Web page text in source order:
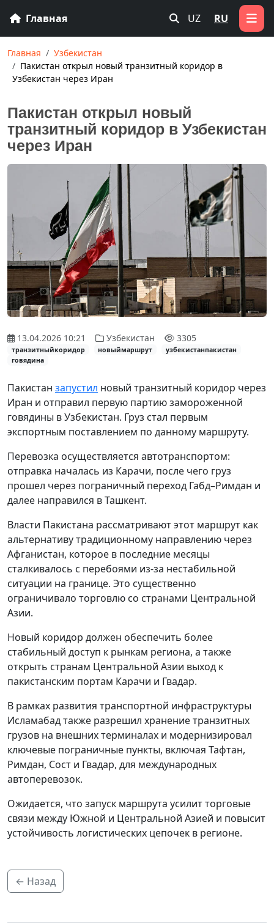
Главная UZ RU
Главная
Узбекистан
Пакистан открыл новый транзитный коридор в
Узбекистан через Иран
Пакистан открыл новый
транзитный коридор в Узбекистан
через Иран
13.04.2026 10:21 Узбекистан 3305
транзитныйкоридор новыймаршрут
узбекистанпакистан
говядина
Пакистан запустил новый транзитный коридор через
Иран и отправил первую партию замороженной
говядины в Узбекистан. Груз стал первым
экспортным поставлением по данному маршруту.
Перевозка осуществляется автотранспортом:
отправка началась из Карачи, после чего груз
прошел через пограничный переход Габд–Римдан и
далее направился в Ташкент.
Власти Пакистана рассматривают этот маршрут как
альтернативу традиционному направлению через
Афганистан, которое в последние месяцы
сталкивалось с перебоями из-за нестабильной
ситуации на границе. Это существенно
ограничивало торговлю со странами Центральной
Азии.
Новый коридор должен обеспечить более
стабильный доступ к рынкам региона, а также
открыть странам Центральной Азии выход к
пакистанским портам Карачи и Гвадар.
В рамках развития транспортной инфраструктуры
Исламабад также разрешил хранение транзитных
грузов на внешних терминалах и модернизировал
ключевые пограничные пункты, включая Тафтан,
Римдан, Сост и Гвадар, для международных
автоперевозок.
Ожидается, что запуск маршрута усилит торговые
связи между Южной и Центральной Азией и повысит
устойчивость логистических цепочек в регионе.
← Назад